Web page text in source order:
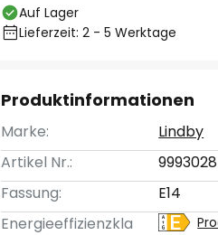
Auf Lager
Lieferzeit: 2 - 5 Werktage
Produktinformationen
Marke:
Lindby
Artikel Nr.:
9993028
Fassung:
E14
Energieeffizienzkla